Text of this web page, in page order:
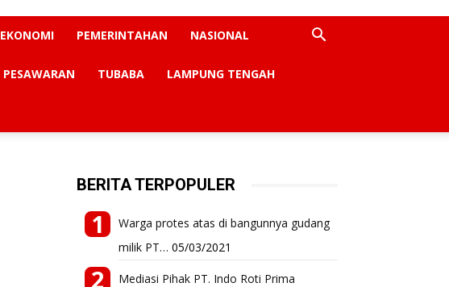
EKONOMI PEMERINTAHAN NASIONAL
PESAWARAN TUBABA LAMPUNG TENGAH
BERITA TERPOPULER
Warga protes atas di bangunnya gudang
milik PT… 05/03/2021
Mediasi Pihak PT. Indo Roti Prima